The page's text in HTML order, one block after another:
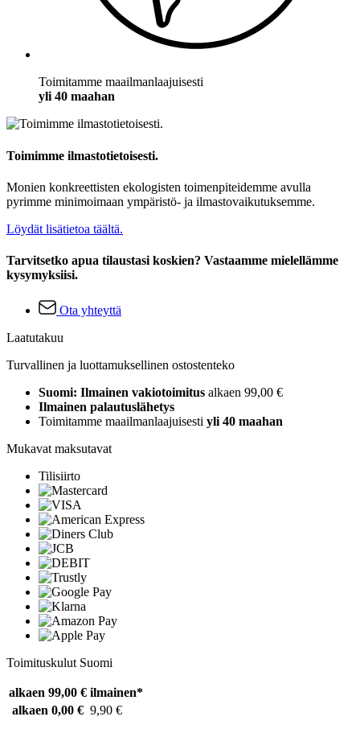
Toimitamme maailmanlaajuisesti
yli 40 maahan
Toimimme ilmastotietoisesti.
Monien konkreettisten ekologisten toimenpiteidemme avulla
pyrimme minimoimaan ympäristö- ja ilmastovaikutuksemme.
Löydät lisätietoa täältä.
Tarvitsetko apua tilaustasi koskien? Vastaamme mielellämme
kysymyksiisi.
Ota yhteyttä
Laatutakuu
Turvallinen ja luottamuksellinen ostostenteko
Suomi: Ilmainen vakiotoimitus alkaen 99,00 €
Ilmainen palautuslähetys
Toimitamme maailmanlaajuisesti yli 40 maahan
Mukavat maksutavat
Tilisiirto
Toimituskulut Suomi
alkaen 99,00 € ilmainen*
alkaen 0,00 € 9,90 €